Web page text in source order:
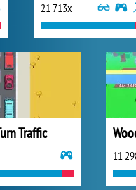
21 713x
Traffic
11